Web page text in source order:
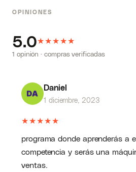
OPINIONES
5.0★★★★★
1 opinión · compras verificadas
Daniel
1 diciembre, 2023
★★★★★
programa donde aprenderás a
competencia y serás una
ventas.